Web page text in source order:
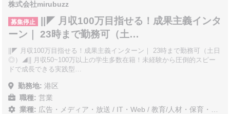
株式会社mirubuzz
募集停止
||◤ 月収100万目指せる！成果主義インタ
ーン｜ 23時まで勤務可（土…
||◤ 月収100万目指せる！成果主義インターン｜ 23時まで勤務可（土日
◎）◢|| 月収50~100万以上の学生多数在籍！未経験から圧倒的スピー
ドで成長できる実践型…
勤務地: 港区
職種: 営業
業種: 広告・メディア・放送 / IT・Web /教育/人材・保育・医療/介護/福祉